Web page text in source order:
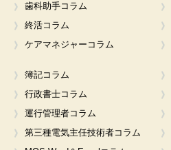
歯科助手コラム
終活コラム
ケアマネジャーコラム
簿記コラム
行政書士コラム
運行管理者コラム
第三種電気主任技術者コラム